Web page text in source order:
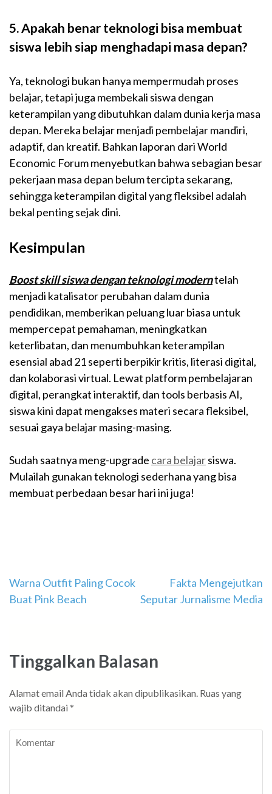
5. Apakah benar teknologi bisa membuat
siswa lebih siap menghadapi masa depan?
Ya, teknologi bukan hanya mempermudah proses
belajar, tetapi juga membekali siswa dengan
keterampilan yang dibutuhkan dalam dunia kerja masa
depan. Mereka belajar menjadi pembelajar mandiri,
adaptif, dan kreatif. Bahkan laporan dari World
Economic Forum menyebutkan bahwa sebagian besar
pekerjaan masa depan belum tercipta sekarang,
sehingga keterampilan digital yang fleksibel adalah
bekal penting sejak dini.
Kesimpulan
Boost skill siswa dengan teknologi moderntelah
menjadi katalisator perubahan dalam dunia
pendidikan, memberikan peluang luar biasa untuk
mempercepat pemahaman, meningkatkan
keterlibatan, dan menumbuhkan keterampilan
esensial abad 21 seperti berpikir kritis, literasi digital,
dan kolaborasi virtual. Lewat platform pembelajaran
digital, perangkat interaktif, dan tools berbasis AI,
siswa kini dapat mengakses materi secara fleksibel,
sesuai gaya belajar masing-masing.
Sudah saatnya meng-upgrade cara belajarsiswa.
Mulailah gunakan teknologi sederhana yang bisa
membuat perbedaan besar hari ini juga!
Navigasi
pos
Warna Outfit Paling Cocok
Buat Pink Beach
Fakta Mengejutkan
Seputar Jurnalisme Media
Tinggalkan Balasan
Alamat email Anda tidak akan dipublikasikan. Ruas yang
wajib ditandai *